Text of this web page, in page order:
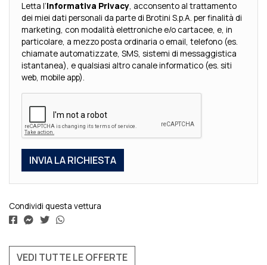
Letta l’Informativa Privacy, acconsento al trattamento
dei miei dati personali da parte di Brotini S.p.A. per finalità di
marketing, con modalità elettroniche e/o cartacee, e, in
particolare, a mezzo posta ordinaria o email, telefono (es.
chiamate automatizzate, SMS, sistemi di messaggistica
istantanea), e qualsiasi altro canale informatico (es. siti
web, mobile app).
Condividi questa vettura
VEDI TUTTE LE OFFERTE